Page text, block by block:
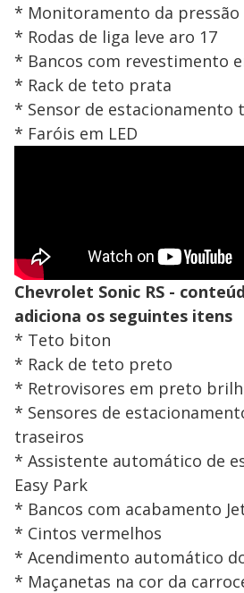
* Monitoramento da pressão
* Rodas de liga leve aro 17
* Bancos com revestimento
* Rack de teto prata
* Sensor de estacionamento
* Faróis em LED
Chevrolet Sonic RS -
adiciona os seguintes itens
* Teto biton
* Rack de teto preto
* Retrovisores em preto
* Sensores de
traseiros
* Assistente automático de
Easy Park
* Bancos com acabamento
* Cintos vermelhos
* Acendimento automático
* Maçanetas na cor da